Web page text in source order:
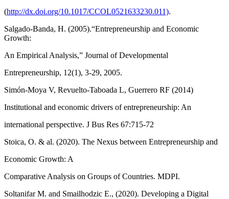
(http://dx.doi.org/10.1017/CCOL0521633230.011).
Salgado-Banda, H. (2005).“Entrepreneurship and Economic
Growth:
An Empirical Analysis,” Journal of Developmental
Entrepreneurship, 12(1), 3-29, 2005.
Simón-Moya V, Revuelto-Taboada L, Guerrero RF (2014)
Institutional and economic drivers of entrepreneurship: An
international perspective. J Bus Res 67:715-72
Stoica, O. & al. (2020). The Nexus between Entrepreneurship and
Economic Growth: A
Comparative Analysis on Groups of Countries. MDPI.
Soltanifar M. and Smailhodzic E., (2020). Developing a Digital